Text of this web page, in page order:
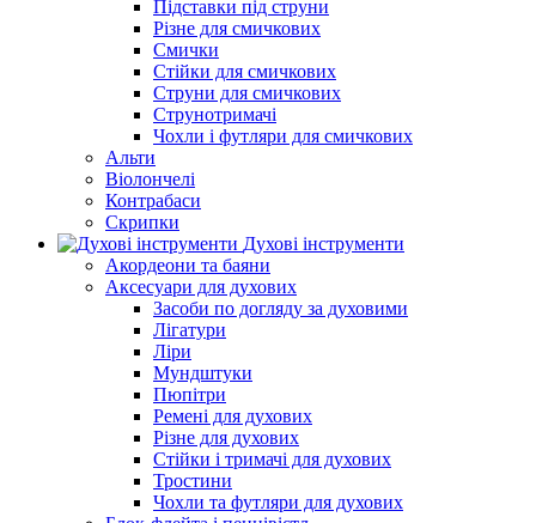
Підставки під струни
Різне для смичкових
Смички
Стійки для смичкових
Струни для смичкових
Струнотримачі
Чохли і футляри для смичкових
Альти
Віолончелі
Контрабаси
Скрипки
Духові інструменти
Акордеони та баяни
Аксесуари для духових
Засоби по догляду за духовими
Лігатури
Ліри
Мундштуки
Пюпітри
Ремені для духових
Різне для духових
Стійки і тримачі для духових
Тростини
Чохли та футляри для духових